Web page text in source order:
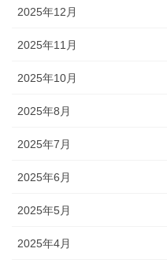
2025年12月
2025年11月
2025年10月
2025年8月
2025年7月
2025年6月
2025年5月
2025年4月